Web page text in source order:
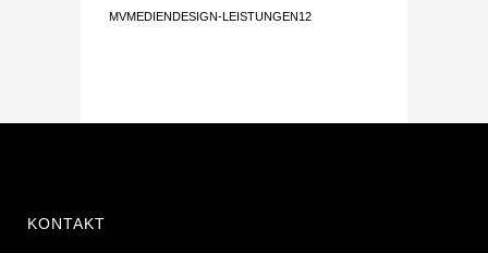
MVMEDIENDESIGN-LEISTUNGEN12
KONTAKT